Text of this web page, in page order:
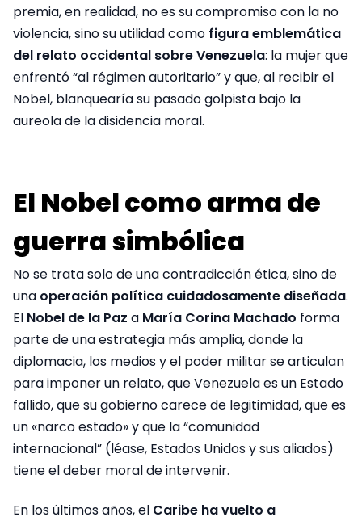
premia, en realidad, no es su compromiso con la no
violencia, sino su utilidad como figura emblemática
del relato occidental sobre Venezuela: la mujer que
enfrentó “al régimen autoritario” y que, al recibir el
Nobel, blanquearía su pasado golpista bajo la
aureola de la disidencia moral.
El Nobel como arma de
guerra simbólica
No se trata solo de una contradicción ética, sino de
una operación política cuidadosamente diseñada.
El Nobel de la Paz a María Corina Machado forma
parte de una estrategia más amplia, donde la
diplomacia, los medios y el poder militar se articulan
para imponer un relato, que Venezuela es un Estado
fallido, que su gobierno carece de legitimidad, que es
un «narco estado» y que la “comunidad
internacional” (léase, Estados Unidos y sus aliados)
tiene el deber moral de intervenir.
En los últimos años, el Caribe ha vuelto a